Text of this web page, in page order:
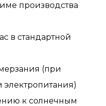
производства
в стандартной
(при
электропитания)
к солнечным